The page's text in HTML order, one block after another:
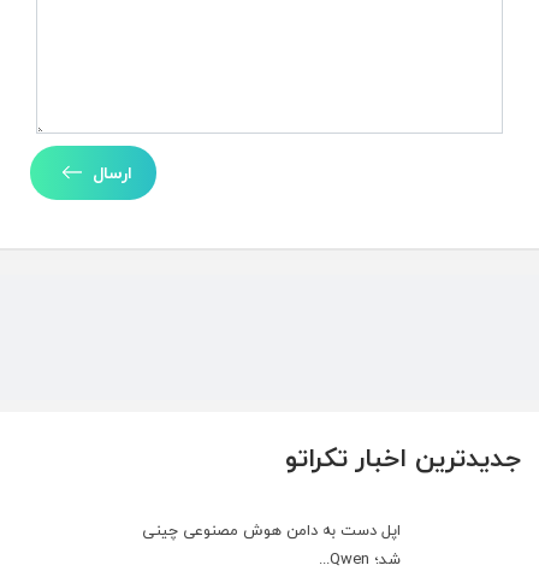
جدیدترین اخبار تکراتو
اپل دست به دامن هوش مصنوعی چینی
شد؛ Qwen...
ارسال